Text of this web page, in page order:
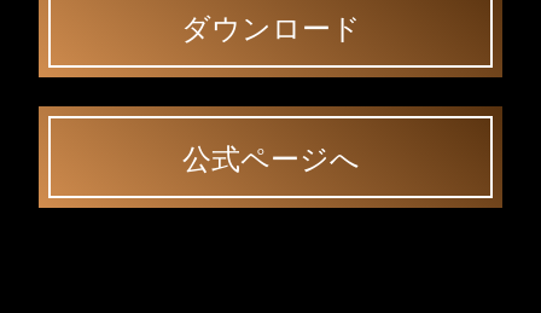
ダウンロード
公式ページへ